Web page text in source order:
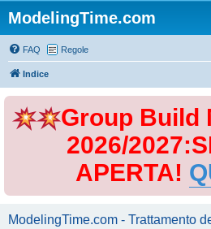
ModelingTime.com
FAQ Regole
Indice
Group Build
2026/
APERTA!
ModelingTime.com - Trattamento